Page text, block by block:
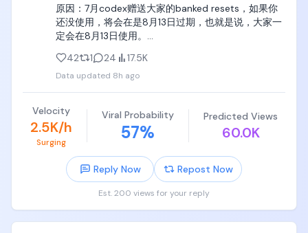
原因：7月codex赠送大家的banked resets，如果你
还没使用，将会在是8月13日过期，也就是说，大家一
定会在8月13日使用。
@thsottiaux 如果在8月14日选择对所有人重置
codex，实际付出的成本最低、又能延续了“codex会
将重置狂欢延续下去”的童话。
42 1 24 17.5K
Data updated 8h ago
Velocity
2.5K/h
Surging
Viral Probability
57%
Predicted Views
60.0K
Reply Now Repost Now
Est. 200 views for your reply